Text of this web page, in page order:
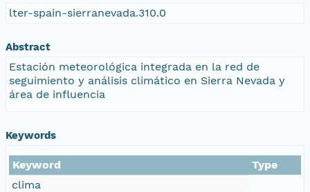
lter-spain-sierranevada.310.0
Abstract
Estación meteorológica integrada en la red de
seguimiento y análisis climático en Sierra Nevada y
área de influencia
Keywords
Keyword
Type
clima